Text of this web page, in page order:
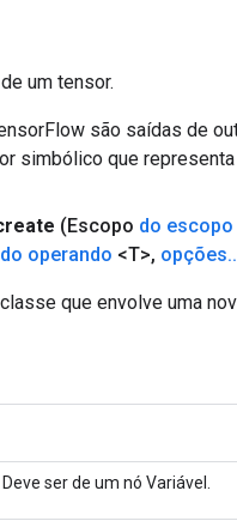
um tensor.
são saídas de
simbólico que
(Escopo do escopo
do operando <T>, opções..
que envolve uma
ser de um nó Variável.